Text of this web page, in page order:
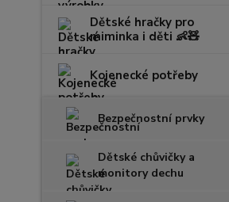
Dětské hračky pro
miminka i děti 👶🧸
Kojenecké potřeby
Bezpečnostní prvky
Dětské chůvičky a
monitory dechu